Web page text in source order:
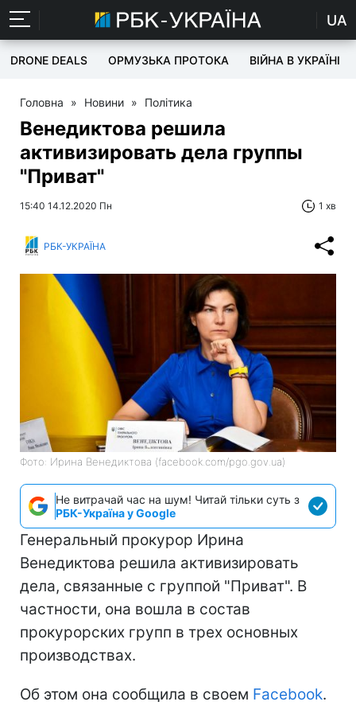
UA
DRONE DEALS ОРМУЗЬКА ПРОТОКА ВІЙНА В УКРАЇНІ
Головна » Новини » Політика
Венедиктова решила
активизировать дела группы
"Приват"
15:40 14.12.2020 Пн 1 хв
РБК-УКРАЇНА
Фото: Ирина Венедиктова (facebook.com/pgo.gov.ua)
Не витрачай час на шум! Читай тільки суть з
РБК-Україна у Google
Генеральный прокурор Ирина
Венедиктова решила активизировать
дела, связанные с группой "Приват". В
частности, она вошла в состав
прокурорских групп в трех основных
производствах.
Об этом она сообщила в своем Facebook.